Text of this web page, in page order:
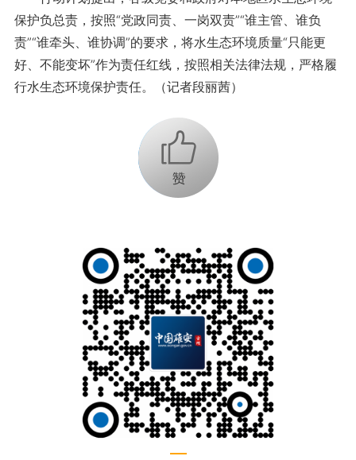
保护负总责，按照“党政同责、一岗双责”“谁主管、谁负
责”“谁牵头、谁协调”的要求，将水生态环境质量“只能更
好、不能变坏”作为责任红线，按照相关法律法规，严格履
行水生态环境保护责任。（记者段丽茜）
+1